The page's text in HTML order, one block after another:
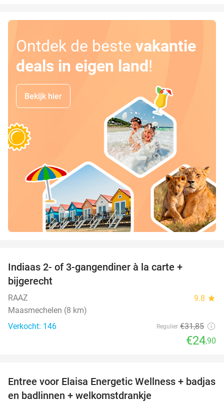
Ontdek de beste vakantie
deals in eigen land!
Bekijk hier
Indiaas 2- of 3-gangendiner à la carte +
bijgerecht
RAAZ 9.8 star
Maasmechelen (8 km)
Verkocht: 146
Regulier €31,85
€24,90
34%
Entree voor Elaisa Energetic Wellness + badjas
en badlinnen + welkomstdrankje